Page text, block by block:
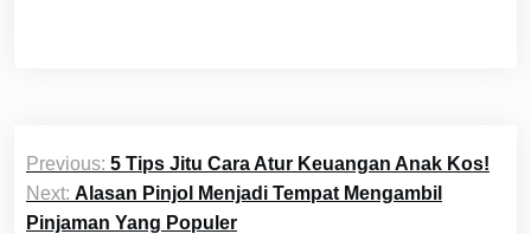
Post
navigation
Previous: 5 Tips Jitu Cara Atur Keuangan Anak Kos!
Next: Alasan Pinjol Menjadi Tempat Mengambil
Pinjaman Yang Populer